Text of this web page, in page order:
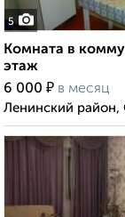
5
Комната в
этаж
6 000 ₽ в месяц
Ленинский район,